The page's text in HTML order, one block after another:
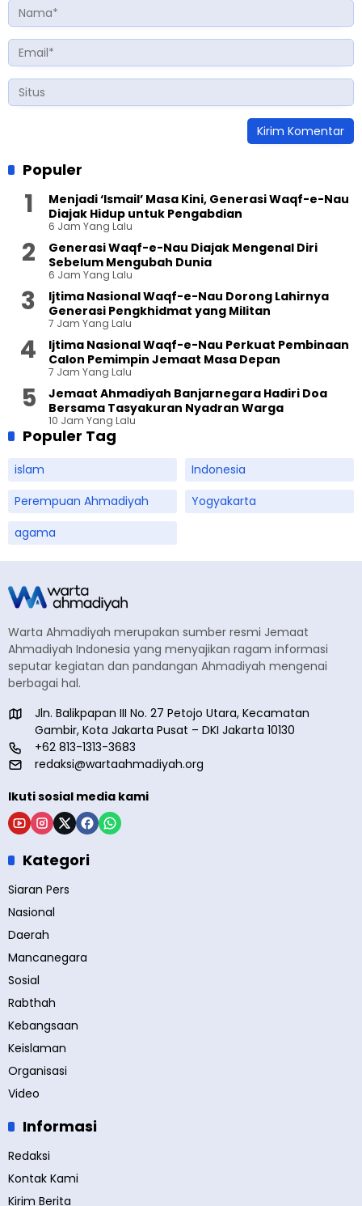
Populer
Menjadi ‘Ismail’ Masa Kini, Generasi Waqf-e-Nau
Diajak Hidup untuk Pengabdian
6 Jam Yang Lalu
Generasi Waqf-e-Nau Diajak Mengenal Diri
Sebelum Mengubah Dunia
6 Jam Yang Lalu
Ijtima Nasional Waqf-e-Nau Dorong Lahirnya
Generasi Pengkhidmat yang Militan
7 Jam Yang Lalu
Ijtima Nasional Waqf-e-Nau Perkuat Pembinaan
Calon Pemimpin Jemaat Masa Depan
7 Jam Yang Lalu
Jemaat Ahmadiyah Banjarnegara Hadiri Doa
Bersama Tasyakuran Nyadran Warga
10 Jam Yang Lalu
Populer Tag
islam
Indonesia
Perempuan Ahmadiyah
Yogyakarta
agama
Warta Ahmadiyah merupakan sumber resmi Jemaat
Ahmadiyah Indonesia yang menyajikan ragam informasi
seputar kegiatan dan pandangan Ahmadiyah mengenai
berbagai hal.
Jln. Balikpapan III No. 27 Petojo Utara, Kecamatan
Gambir, Kota Jakarta Pusat – DKI Jakarta 10130
+62 813-1313-3683
redaksi@wartaahmadiyah.org
Ikuti sosial media kami
Kategori
Siaran Pers
Nasional
Daerah
Mancanegara
Sosial
Rabthah
Kebangsaan
Keislaman
Organisasi
Video
Informasi
Redaksi
Kontak Kami
Kirim Berita